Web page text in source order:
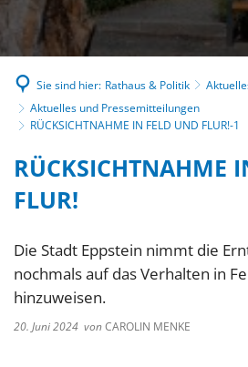
Sie sind hier: Rathaus & Politik
Aktuelles und Pressemitteilungen
RÜCKSICHTNAHME IN FELD UND FLUR!-1
RÜCKSICHTNAHME
FLUR!
Die Stadt Eppstein nimmt die
nochmals auf das Verhalten in
hinzuweisen.
20. Juni 2024 vonCAROLIN MENKE